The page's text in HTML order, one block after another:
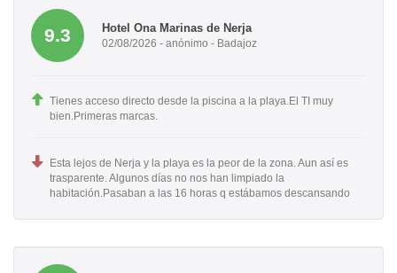
9.3 Hotel Ona Marinas de Nerja
02/08/2026 - anónimo - Badajoz
Tienes acceso directo desde la piscina a la playa.El TI muy
bien.Primeras marcas.
Esta lejos de Nerja y la playa es la peor de la zona. Aun así es
trasparente. Algunos días no nos han limpiado la
habitación.Pasaban a las 16 horas q estábamos descansando